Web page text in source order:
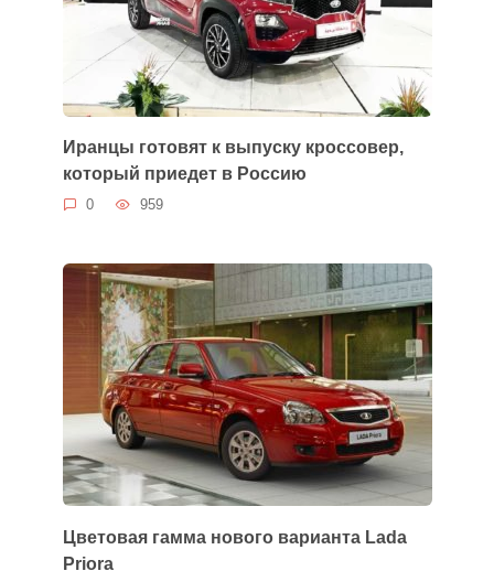
Иранцы готовят к выпуску кроссовер,
который приедет в Россию
0 959
Цветовая гамма нового варианта Lada
Priora